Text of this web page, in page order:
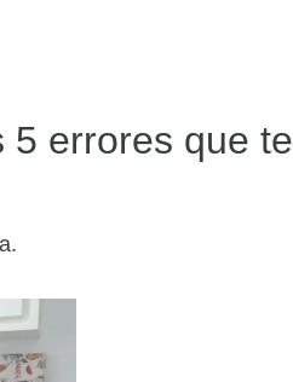
5 errores que te